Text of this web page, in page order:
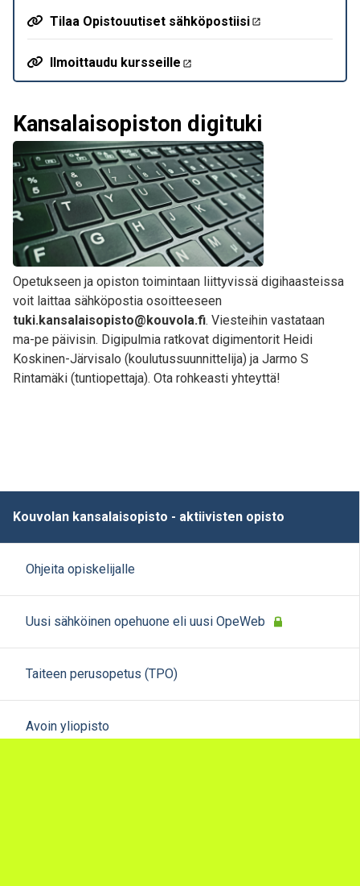
Tilaa Opistouutiset sähköpostiisi
Ilmoittaudu kursseille
Kansalaisopiston digituki
Opetukseen ja opiston toimintaan liittyvissä digihaasteissa
voit laittaa sähköpostia osoitteeseen
tuki.kansalaisopisto@kouvola.fi. Viesteihin vastataan
ma-pe päivisin. Digipulmia ratkovat digimentorit Heidi
Koskinen-Järvisalo (koulutussuunnittelija) ja Jarmo S
Rintamäki (tuntiopettaja). Ota rohkeasti yhteyttä!
Kouvolan kansalaisopisto - aktiivisten opisto
Ohjeita opiskelijalle
Uusi sähköinen opehuone eli uusi OpeWeb
Taiteen perusopetus (TPO)
Avoin yliopisto